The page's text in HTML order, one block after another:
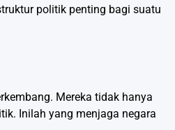
politik penting bagi suatu
Mereka tidak hanya
Inilah yang menjaga negara